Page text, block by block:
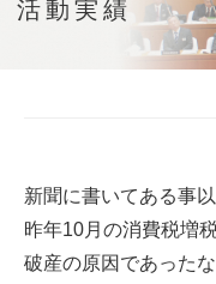
活動実績
新聞に書いてある事
昨年10月の消費税増
破産の原因であった